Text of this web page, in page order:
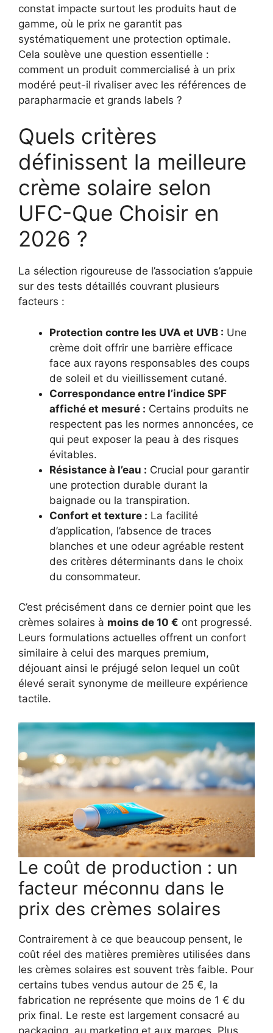
constat impacte surtout les produits haut de
gamme, où le prix ne garantit pas
systématiquement une protection optimale.
Cela soulève une question essentielle :
comment un produit commercialisé à un prix
modéré peut-il rivaliser avec les références de
parapharmacie et grands labels ?
Quels critères
définissent la meilleure
crème solaire selon
UFC-Que Choisir en
2026 ?
La sélection rigoureuse de l’association s’appuie
sur des tests détaillés couvrant plusieurs
facteurs :
Protection contre les UVA et UVB : Une
crème doit offrir une barrière efficace
face aux rayons responsables des coups
de soleil et du vieillissement cutané.
Correspondance entre l’indice SPF
affiché et mesuré : Certains produits ne
respectent pas les normes annoncées, ce
qui peut exposer la peau à des risques
évitables.
Résistance à l’eau : Crucial pour garantir
une protection durable durant la
baignade ou la transpiration.
Confort et texture : La facilité
d’application, l’absence de traces
blanches et une odeur agréable restent
des critères déterminants dans le choix
du consommateur.
C’est précisément dans ce dernier point que les
crèmes solaires à moins de 10 € ont progressé.
Leurs formulations actuelles offrent un confort
similaire à celui des marques premium,
déjouant ainsi le préjugé selon lequel un coût
élevé serait synonyme de meilleure expérience
tactile.
Le coût de production : un
facteur méconnu dans le
prix des crèmes solaires
Contrairement à ce que beaucoup pensent, le
coût réel des matières premières utilisées dans
les crèmes solaires est souvent très faible. Pour
certains tubes vendus autour de 25 €, la
fabrication ne représente que moins de 1 € du
prix final. Le reste est largement consacré au